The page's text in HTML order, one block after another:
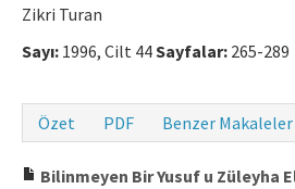
Zikri Turan
Sayı: 1996, Cilt 44Sayfalar: 265-289
Özet
PDF Benzer Makaleler
Bilinmeyen Bir Yusuf u Züleyha